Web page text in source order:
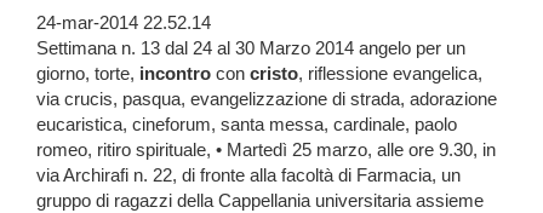
24-mar-2014 22.52.14
Settimana n. 13 dal 24 al 30 Marzo 2014 angelo per un
giorno, torte, incontro con cristo, riflessione evangelica,
via crucis, pasqua, evangelizzazione di strada, adorazione
eucaristica, cineforum, santa messa, cardinale, paolo
romeo, ritiro spirituale, • Martedì 25 marzo, alle ore 9.30, in
via Archirafi n. 22, di fronte alla facoltà di Farmacia, un
gruppo di ragazzi della Cappellania universitaria assieme